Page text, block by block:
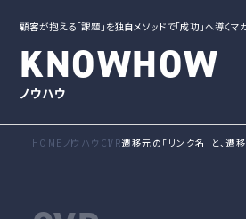
顧客が抱える「課題」を独自メソッドで「成功」へ導くマ
KNOWHOW
ノウハウ
HOME ノウハウ CVR遷移元の「リンク名」と、